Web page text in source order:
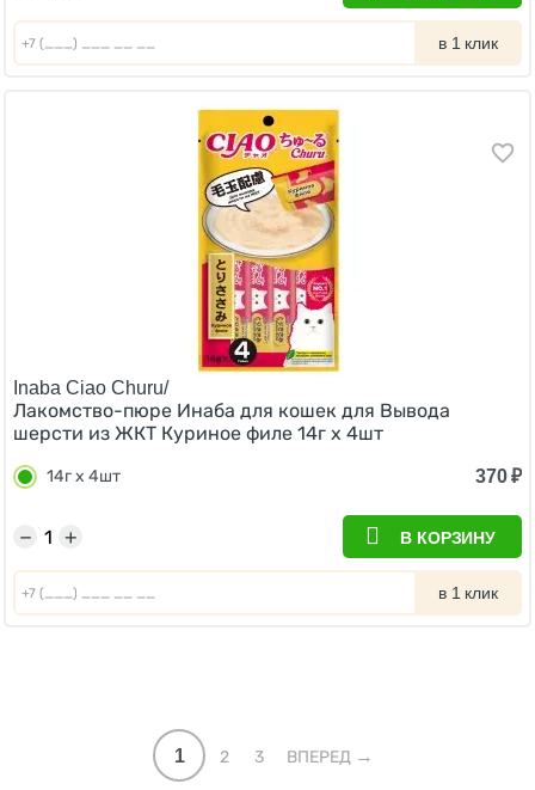
в 1 клик
Inaba Ciao Churu/
Лакомство-пюре Инаба для кошек для Вывода
шерсти из ЖКТ Куриное филе 14г х 4шт
14г х 4шт 370₽
+
− В КОРЗИНУ
в 1 клик
1 2 3 ВПЕРЕД